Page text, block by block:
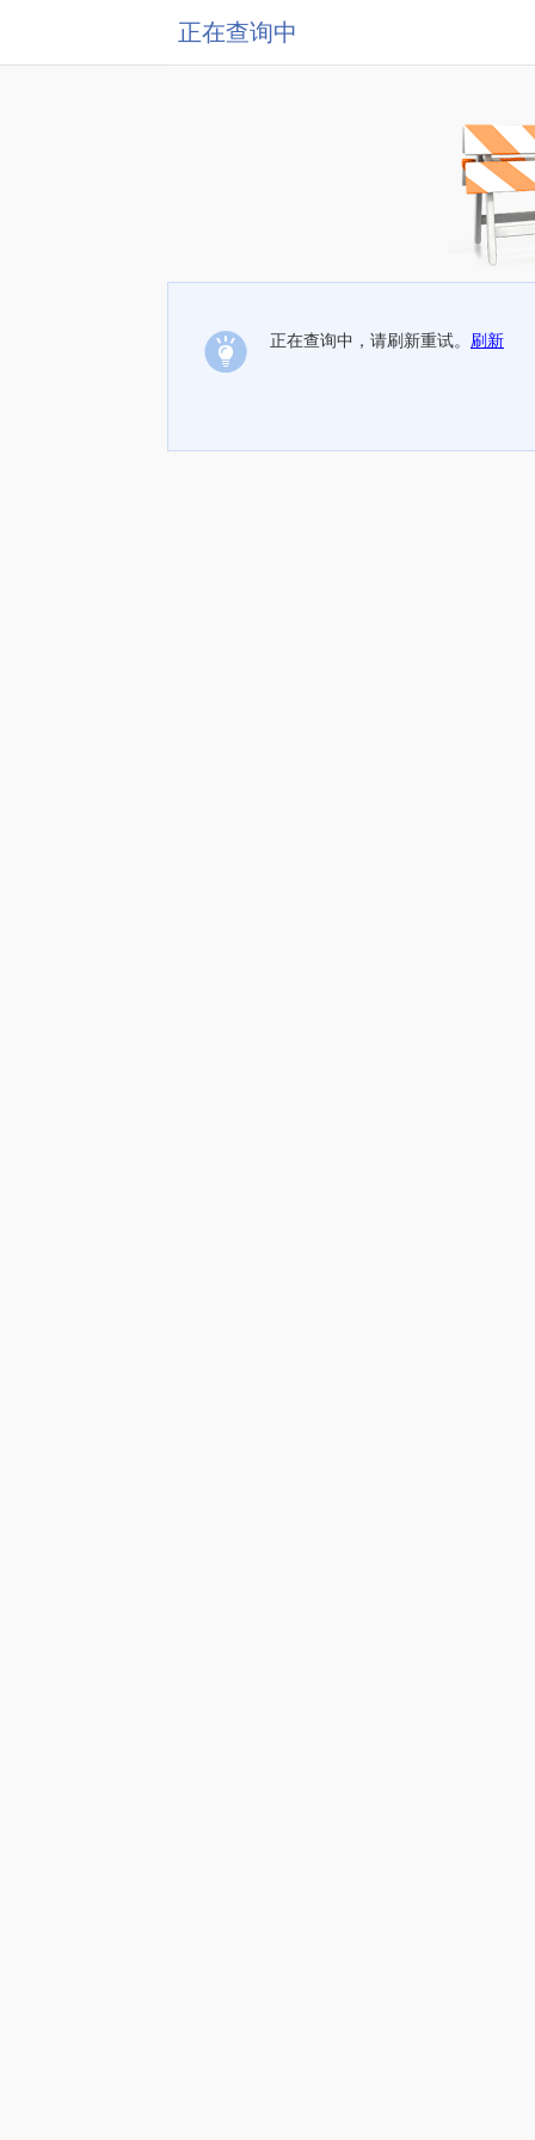
正在查询中
正在查询中，请刷新重试。 刷新